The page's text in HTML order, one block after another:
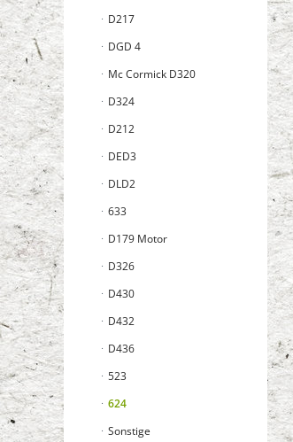
D217
DGD 4
Mc Cormick D320
D324
D212
DED3
DLD2
633
D179 Motor
D326
D430
D432
D436
523
624
Sonstige